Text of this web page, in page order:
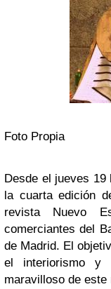
Foto Propia
Desde el jueves 19
la cuarta edición
revista Nuevo
comerciantes del
de Madrid. El
el interiorismo y
maravilloso de este